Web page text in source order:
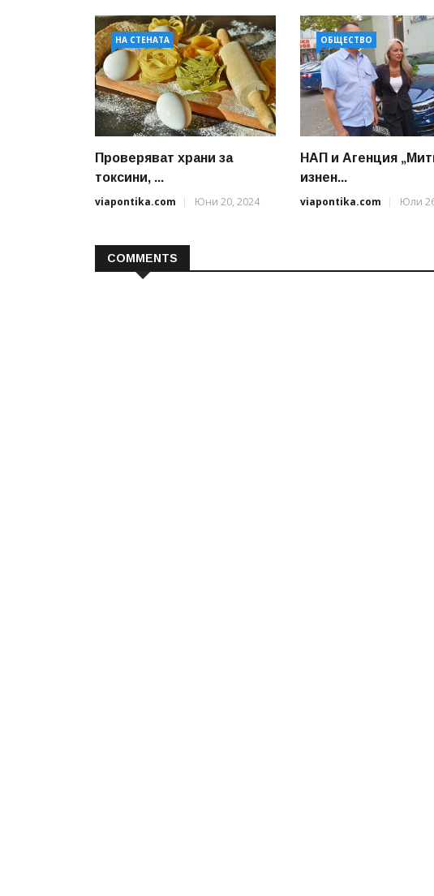
НА СТЕНАТА
Проверяват храни за
токсини, ...
viapontika.com
Юни 20, 2024
ОБЩЕСТВО
НАП и Агенция
изнен...
viapontika.com
Юли
COMMENTS